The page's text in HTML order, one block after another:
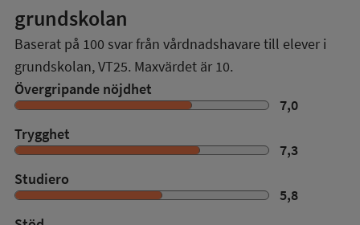
grundskolan
Baserat på 100 svar från vårdnadshavare till elever i
grundskolan,VT25. Maxvärdet är 10.
Övergripande nöjdhet
7,0
Trygghet
7,3
Studiero
5,8